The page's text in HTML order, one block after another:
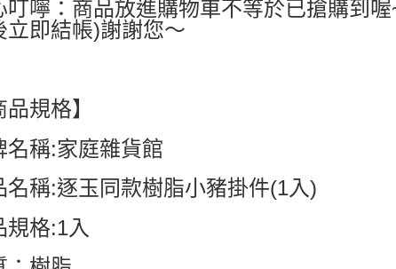
叮嚀：商品放進購物車不等於已搶購到
立即結帳)謝謝您～
規格】
名稱:家庭雜貨館
名稱:逐玉同款樹脂小豬掛件(1入)
規格:1入